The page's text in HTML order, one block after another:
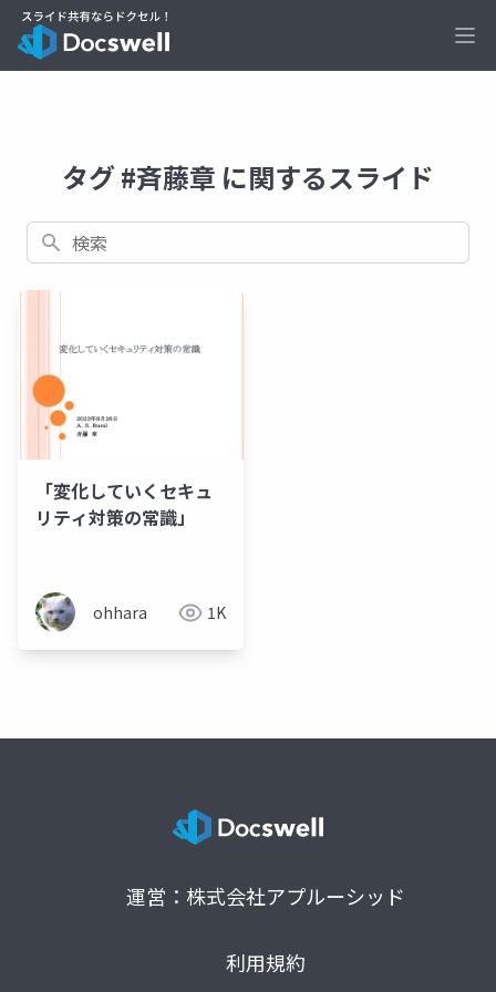
タグ #斉藤章 に関するスライド
検索
「変化していくセキュ
リティ対策の常識」
ohhara 1K
運営：株式会社アプルーシッド
利用規約